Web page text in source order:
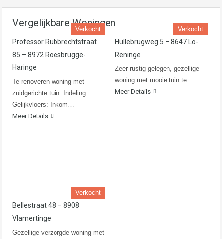
Vergelijkbare Woningen
Verkocht
Professor Rubbrechtstraat
85 – 8972 Roesbrugge-
Haringe
Te renoveren woning met
zuidgerichte tuin. Indeling:
Gelijkvloers: Inkom…
Meer Details
Verkocht
Hullebrugweg 5 – 8647 Lo-
Reninge
Zeer rustig gelegen, gezellige
woning met mooie tuin te…
Meer Details
Verkocht
Bellestraat 48 – 8908
Vlamertinge
Gezellige verzorgde woning met